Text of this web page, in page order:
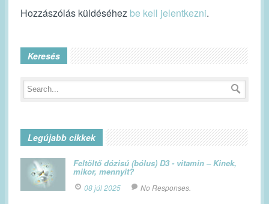
Hozzászólás küldéséhez be kell jelentkezni.
Keresés
Legújabb cikkek
Feltöltő dózisú (bólus) D3 - vitamin – Kinek,
mikor, mennyit?
08 júl 2025 No Responses.